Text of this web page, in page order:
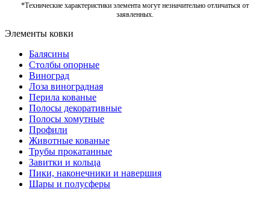
*Технические характеристики элемента могут незначительно отличаться от
заявленных.
Элементы ковки
Балясины
Столбы опорные
Виноград
Лоза виноградная
Перила кованые
Полосы декоративные
Полосы хомутные
Профили
Животные кованые
Трубы прокатанные
Завитки и кольца
Пики, наконечники и навершия
Шары и полусферы